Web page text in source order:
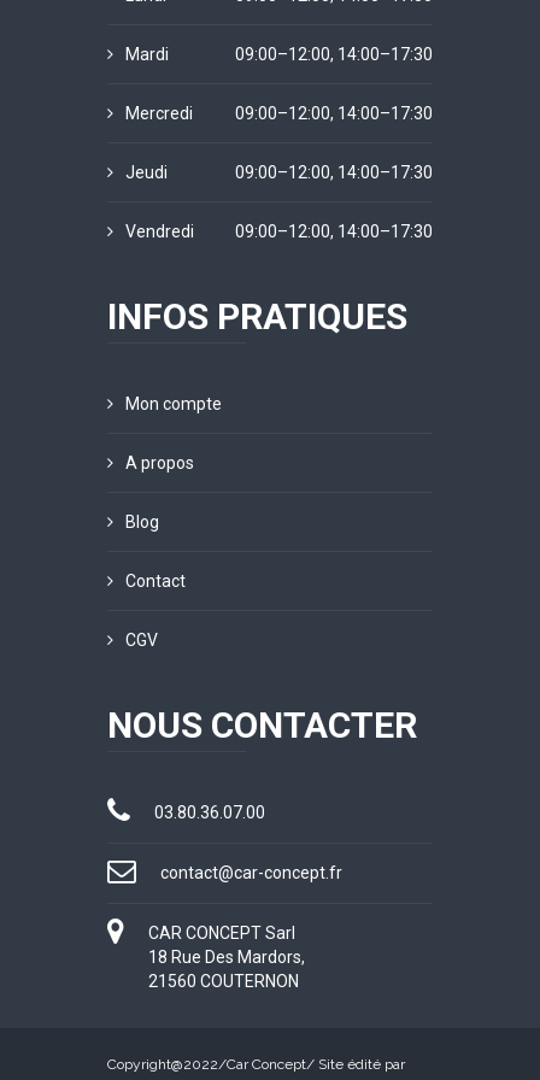
Mardi 09:00–12:00, 14:00–17:30
Mercredi 09:00–12:00, 14:00–17:30
Jeudi 09:00–12:00, 14:00–17:30
Vendredi 09:00–12:00, 14:00–17:30
INFOS PRATIQUES
Mon compte
A propos
Blog
Contact
CGV
NOUS CONTACTER
03.80.36.07.00
contact@car-concept.fr
CAR CONCEPT Sarl
18 Rue Des Mardors,
21560 COUTERNON
Copyright@2022/Car Concept/ Site édité par